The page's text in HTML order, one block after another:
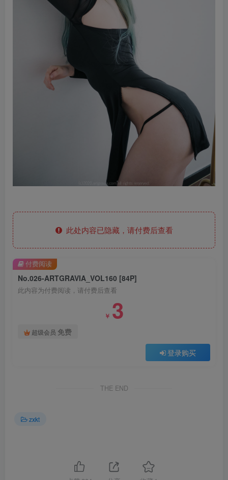
此处内容已隐藏，请付费后查看
No.026-ARTGRAVIA_VOL160 [84P]
此内容为付费阅读，请付费后查看
￥ 3
超级会员 免费
登录购买
付费阅读
THE END
zxkt